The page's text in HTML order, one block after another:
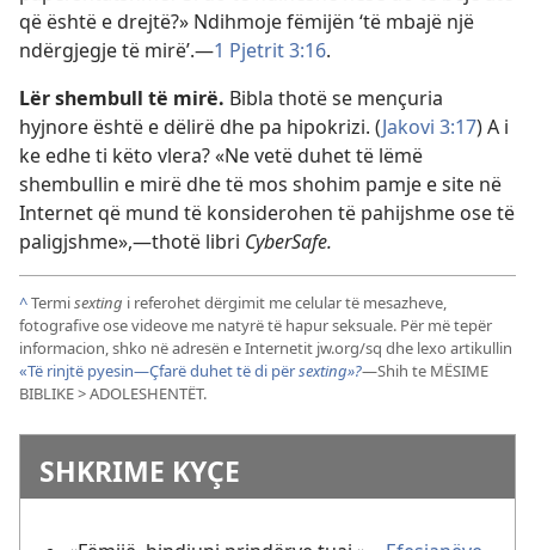
që është e drejtë?» Ndihmoje fëmijën ‘të mbajë një
ndërgjegje të mirë’.—1 Pjetrit 3:16.
Lër shembull të mirë. Bibla thotë se mençuria
hyjnore është e dëlirë dhe pa hipokrizi. (Jakovi 3:17) A i
ke edhe ti këto vlera? «Ne vetë duhet të lëmë
shembullin e mirë dhe të mos shohim pamje e site në
Internet që mund të konsiderohen të pahijshme ose të
paligjshme»,—thotë libri CyberSafe.
^Termisexting i referohet dërgimit me celular të mesazheve,
fotografive ose videove me natyrë të hapur seksuale. Për më tepër
informacion, shko në adresën e Internetit jw.org/sq dhe lexo artikullin
«Të rinjtë pyesin—Çfarë duhet të di përsexting»?—Shih te MËSIME
BIBLIKE > ADOLESHENTËT.
SHKRIME KYÇE